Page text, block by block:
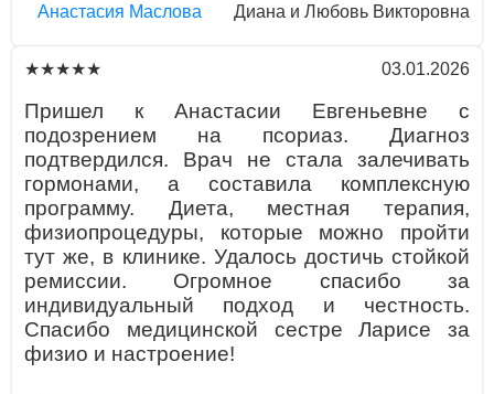
Aнaстaсия Маслова Диана и Любовь Викторовна
★★★★★ 03.01.2026
Пришел к Анастасии Евгеньевне с
подозрением на псориаз. Диагноз
подтвердился. Врач не стала залечивать
гормонами, а составила комплексную
программу. Диета, местная терапия,
физиопроцедуры, которые можно пройти
тут же, в клинике. Удалось достичь стойкой
ремиссии. Огромное спасибо за
индивидуальный подход и честность.
Спасибо медицинской сестре Ларисе за
физио и настроение!